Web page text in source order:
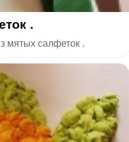
.
мятых салфеток .